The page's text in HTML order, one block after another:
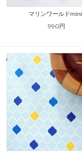
マリンワールドmini
990円